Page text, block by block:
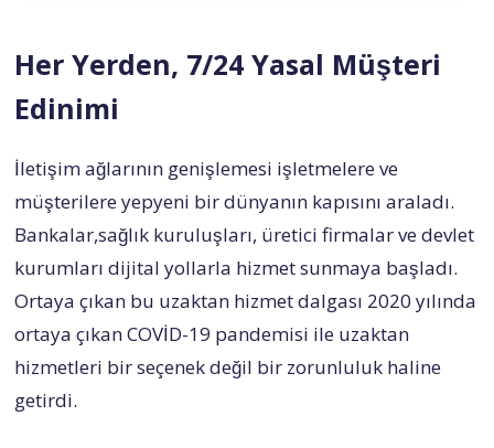
Her Yerden, 7/24 Yasal Müşteri
Edinimi
İletişim ağlarının genişlemesi işletmelere ve
müşterilere yepyeni bir dünyanın kapısını araladı.
Bankalar,sağlık kuruluşları, üretici firmalar ve devlet
kurumları dijital yollarla hizmet sunmaya başladı.
Ortaya çıkan bu uzaktan hizmet dalgası 2020 yılında
ortaya çıkan COVİD-19 pandemisi ile uzaktan
hizmetleri bir seçenek değil bir zorunluluk haline
getirdi.